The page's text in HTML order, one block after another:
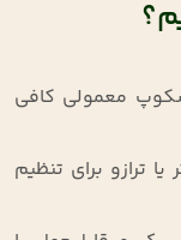
معمولی کافی
ترازو برای تنظیم